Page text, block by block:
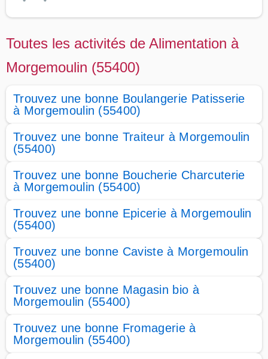
Toutes les activités de Alimentation à
Morgemoulin (55400)
Trouvez une bonne Boulangerie Patisserie
à Morgemoulin (55400)
Trouvez une bonne Traiteur à Morgemoulin
(55400)
Trouvez une bonne Boucherie Charcuterie
à Morgemoulin (55400)
Trouvez une bonne Epicerie à Morgemoulin
(55400)
Trouvez une bonne Caviste à Morgemoulin
(55400)
Trouvez une bonne Magasin bio à
Morgemoulin (55400)
Trouvez une bonne Fromagerie à
Morgemoulin (55400)